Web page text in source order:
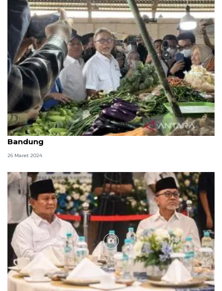
Mendag tinjau stok bahan pokok di Pasar Soreang
Bandung
26 Maret 2024